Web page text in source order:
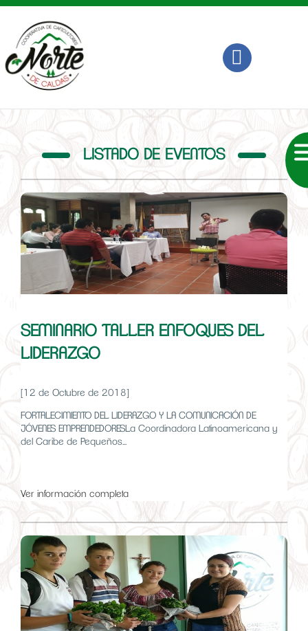
LISTADO DE EVENTOS
SEMINARIO TALLER ENFOQUES DEL
LIDERAZGO
[12 de Octubre de 2018]
FORTALECIMIENTO DEL LIDERAZGO Y LA COMUNICACIÓN DE
JÓVENES EMPRENDEDORESLa Coordinadora Latinoamericana y
del Caribe de Pequeños...
Ver información completa